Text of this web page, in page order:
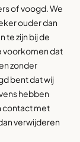
of voogd. We
ouder dan
te zijn bij de
voorkomen dat
zonder
bent dat wij
hebben
contact met
verwijderen